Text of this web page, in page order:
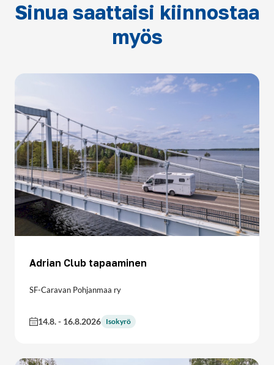
Sinua saattaisi kiinnostaa
myös
Adrian Club tapaaminen
SF-Caravan Pohjanmaa ry
14.8.- 16.8.2026 Isokyrö